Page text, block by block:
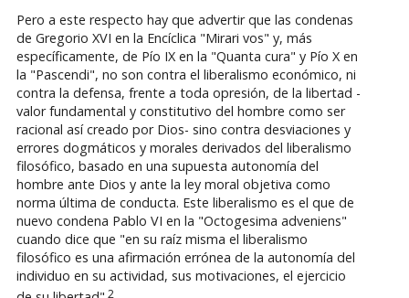
Pero a este respecto hay que advertir que las condenas
de Gregorio XVI en la Encíclica "Mirari vos" y, más
específicamente, de Pío IX en la "Quanta cura" y Pío X en
la "Pascendi", no son contra el liberalismo económico, ni
contra la defensa, frente a toda opresión, de la libertad -
valor fundamental y constitutivo del hombre como ser
racional así creado por Dios- sino contra desviaciones y
errores dogmáticos y morales derivados del liberalismo
filosófico, basado en una supuesta autonomía del
hombre ante Dios y ante la ley moral objetiva como
norma última de conducta. Este liberalismo es el que de
nuevo condena Pablo VI en la "Octogesima adveniens"
cuando dice que "en su raíz misma el liberalismo
filosófico es una afirmación errónea de la autonomía del
individuo en su actividad, sus motivaciones, el ejercicio
2